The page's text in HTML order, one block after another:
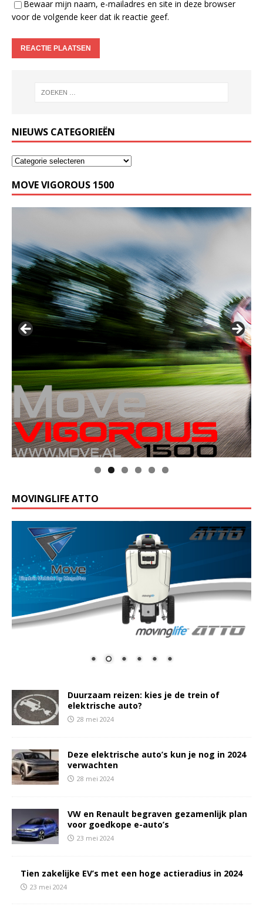
Bewaar mijn naam, e-mailadres en site in deze browser
voor de volgende keer dat ik reactie geef.
NIEUWS CATEGORIEËN
MOVE VIGOROUS 1500
MOVINGLIFE ATTO
Duurzaam reizen: kies je de trein of
elektrische auto?
28 mei 2024
Deze elektrische auto’s kun je nog in 2024
verwachten
28 mei 2024
VW en Renault begraven gezamenlijk plan
voor goedkope e-auto’s
23 mei 2024
Tien zakelijke EV’s met een hoge actieradius in 2024
23 mei 2024